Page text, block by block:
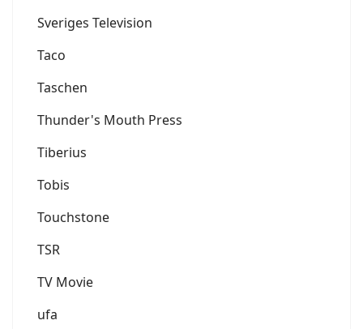
Sveriges Television
Taco
Taschen
Thunder's Mouth Press
Tiberius
Tobis
Touchstone
TSR
TV Movie
ufa